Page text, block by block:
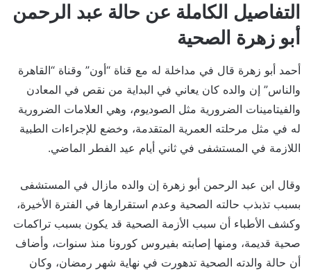
التفاصيل الكاملة عن حالة عبد الرحمن
أبو زهرة الصحية
أحمد أبو زهرة قال في مداخلة له مع قناة “أون” وقناة “القاهرة
والناس” إن والده كان يعاني في البداية من نقص في المعادن
والفيتامينات الضرورية مثل الصوديوم، وهي العلامات الضرورية
له في مثل مرحلته العمرية المتقدمة، وخضع للإجراءات الطبية
اللازمة في المستشفى في ثاني أيام عيد الفطر الماضي.
وقال ابن عبد الرحمن أبو زهرة إن والده مازال في المستشفى
بسبب تذبذب حالته الصحية وعدم استقرارها في الفترة الأخيرة،
وكشف الأطباء أن سبب الأزمة الصحية قد يكون بسبب تراكمات
صحية قديمة، ومنها إصابته بفيروس كورونا منذ سنوات، وأضاف
أن حالة والدته الصحية تدهورت في نهاية شهر رمضان، وكان